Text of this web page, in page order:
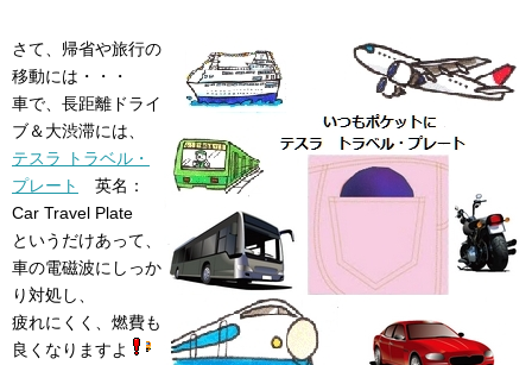
さて、帰省や旅行の
移動には・・・
車で、長距離ドライ
ブ＆大渋滞には、
テスラ トラベル・
プレート
英名：
Car Travel Plate
というだけあって、
車の電磁波にしっか
り対処し、
疲れにくく、燃費も
良くなりますよ